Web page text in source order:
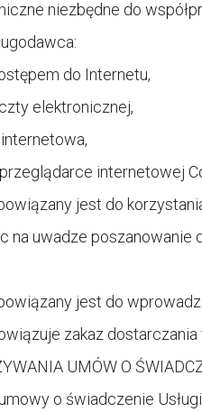
niezbędne do
do Internetu,
elektronicznej,
internetowej
jest do
na uwadze
jest do
zakaz
UMÓW O
o świadczenie